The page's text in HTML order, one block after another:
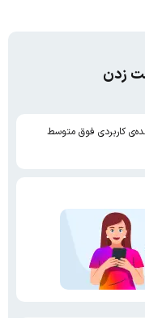
زدن
کاربردی فوق متوسط